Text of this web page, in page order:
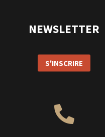
NEWSLETTER
S'INSCRIRE
